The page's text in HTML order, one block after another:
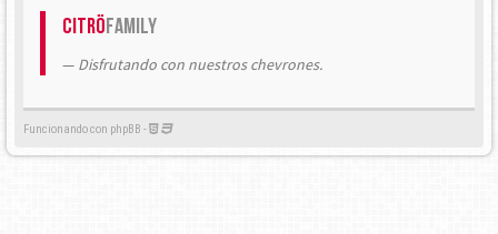
CitröFamily
Disfrutando con nuestros chevrones.
Funcionando con phpBB -